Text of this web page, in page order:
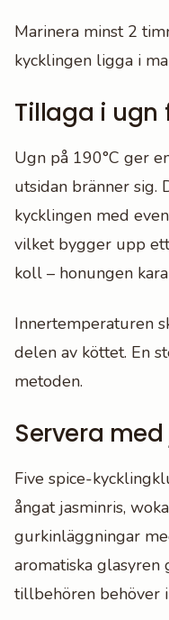
Marinera minst 2
kycklingen ligga i
Tillaga i ugn
Ugn på 190°C ger
utsidan bränner sig.
kycklingen med
vilket bygger upp
koll – honungen
Innertemperaturen
delen av köttet. En
metoden.
Servera
Five spice-
ångat jasminris,
gurkinläggningar
aromatiska
tillbehören behöver